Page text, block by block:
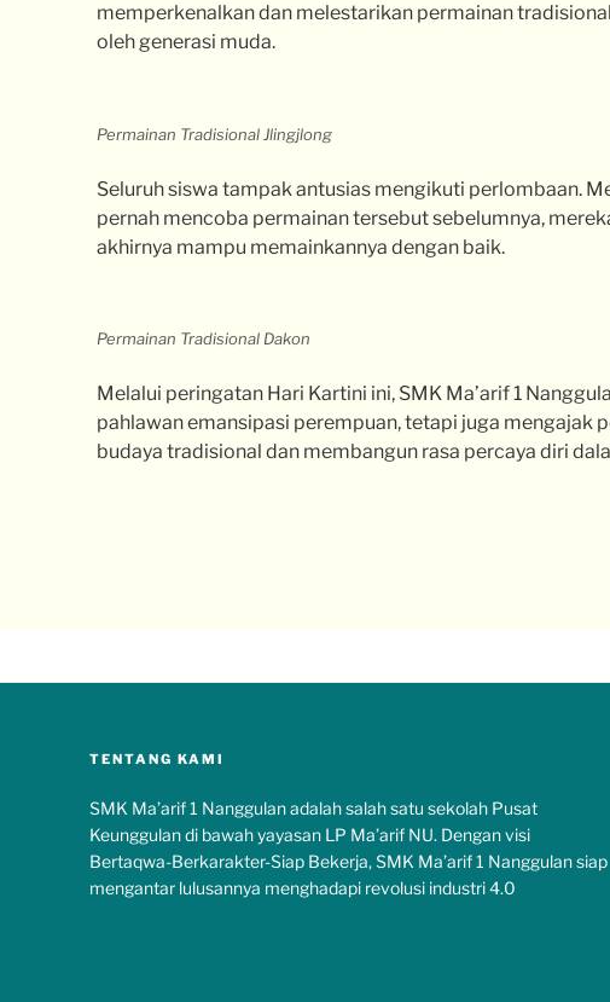
memperkenalkan dan melestarikan permainan
oleh generasi muda.
Permainan Tradisional Jlingjlong
Seluruh siswa tampak antusias mengikuti perlombaan.
pernah mencoba permainan tersebut sebelumnya,
akhirnya mampu memainkannya dengan baik.
Permainan Tradisional Dakon
Melalui peringatan Hari Kartini ini, SMK Ma’arif 1
pahlawan emansipasi perempuan, tetapi juga mengajak
budaya tradisional dan membangun rasa percaya diri
TENTANG KAMI
SMK Ma’arif 1 Nanggulan adalah salah satu sekolah Pusat
Keunggulan di bawah yayasan LP Ma’arif NU. Dengan visi
Bertaqwa-Berkarakter-Siap Bekerja, SMK Ma’arif 1 Nanggulan siap
mengantar lulusannya menghadapi revolusi industri 4.0